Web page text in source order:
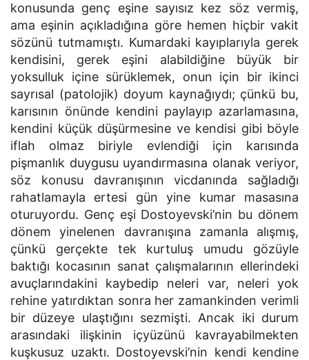
konusunda genç eşine sayısız kez söz vermiş,
ama eşinin açıkladığına göre hemen hiçbir vakit
sözünü tutmamıştı. Kumardaki kayıplarıyla gerek
kendisini, gerek eşini alabildiğine büyük bir
yoksulluk içine sürüklemek, onun için bir ikinci
sayrısal (patolojik) doyum kaynağıydı; çünkü bu,
karısının önünde kendini paylayıp azarlamasına,
kendini küçük düşürmesine ve kendisi gibi böyle
iflah olmaz biriyle evlendiği için karısında
pişmanlık duygusu uyandırmasına olanak veriyor,
söz konusu davranışının vicdanında sağladığı
rahatlamayla ertesi gün yine kumar masasına
oturuyordu. Genç eşi Dostoyevski’nin bu dönem
dönem yinelenen davranışına zamanla alışmış,
çünkü gerçekte tek kurtuluş umudu gözüyle
baktığı kocasının sanat çalışmalarının ellerindeki
avuçlarındakini kaybedip neleri var, neleri yok
rehine yatırdıktan sonra her zamankinden verimli
bir düzeye ulaştığını sezmişti. Ancak iki durum
arasındaki ilişkinin içyüzünü kavrayabilmekten
kuşkusuz uzaktı. Dostoyevski’nin kendi kendine